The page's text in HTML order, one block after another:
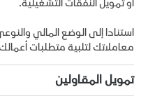
استنادا إلى الوضع المالي
معاملاتك لتلبية متطلبات
تمويل المقاولين